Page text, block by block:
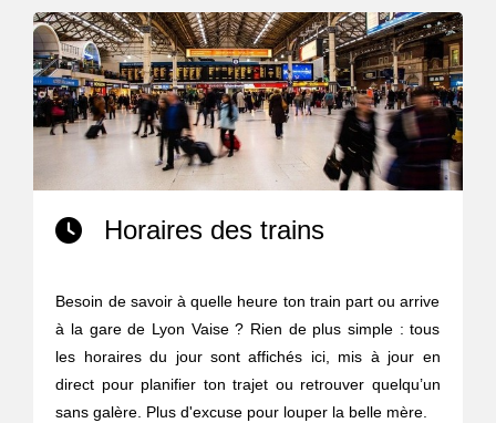
Horaires des trains
Besoin de savoir à quelle heure ton train part ou arrive
à la gare de Lyon Vaise ? Rien de plus simple : tous
les horaires du jour sont affichés ici, mis à jour en
direct pour planifier ton trajet ou retrouver quelqu’un
sans galère. Plus d'excuse pour louper la belle mère.